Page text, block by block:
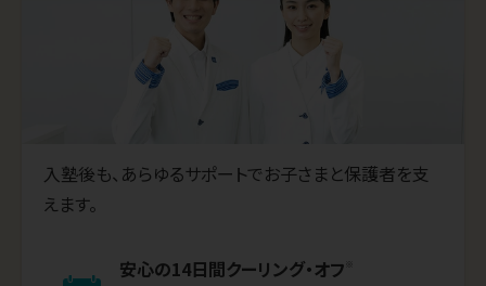
入塾後も、あらゆるサポートでお子さまと保護者を支
えます。
安心の14日間クーリング・オフ